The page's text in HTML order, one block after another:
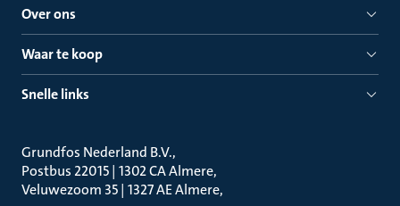
Over ons
Waar te koop
Snelle links
Grundfos Nederland B.V.
Postbus 22015 | 1302 CA Almere
Veluwezoom 35 | 1327 AE Almere